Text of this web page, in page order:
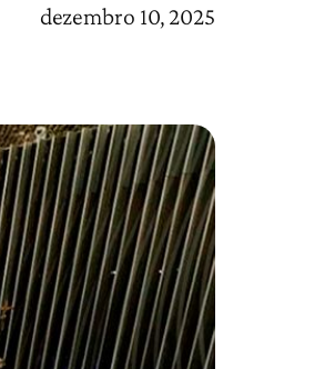
dezembro 10, 2025